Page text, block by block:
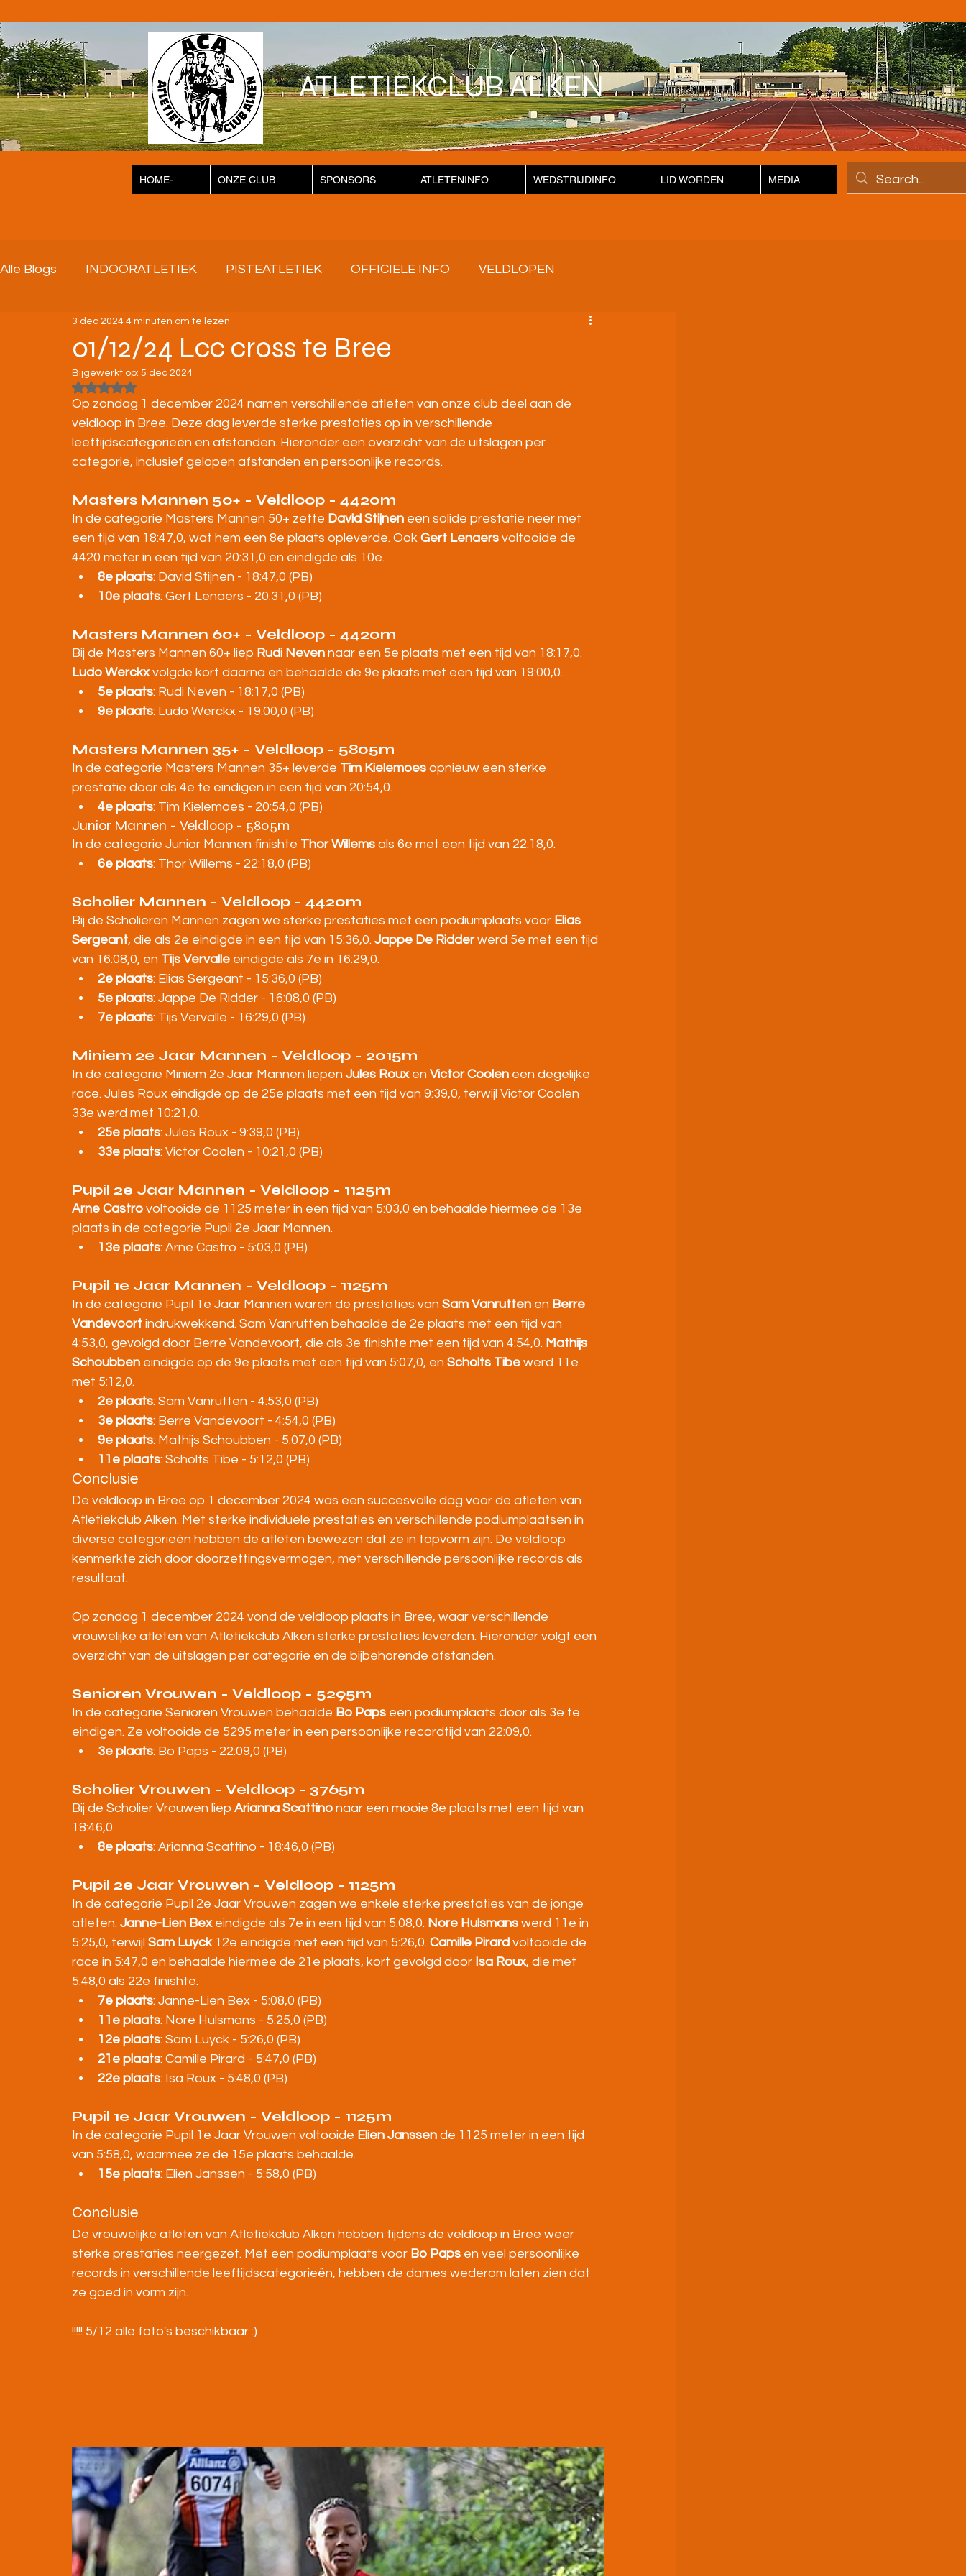
ATLETIEKCLUB ALKEN
HOME- ONZE CLUB SPONSORS ATLETENINFO WEDSTRIJDINFO LID WORDEN MEDIA
Alle Blogs INDOORATLETIEK PISTEATLETIEK OFFICIELE INFO VELDLOPEN
STRATENLOPEN JEUGD/ONDERBOUW
KAMPIOENSCHAPPEN
01/12/24 Lcc cross te Bree
3 dec 2024 4 minuten om te lezen
Bijgewerkt op: 5 dec 2024
Beoordeeld met NaN uit 5 sterren.
Op zondag 1 december 2024 namen verschillende atleten van onze club deel aan de
veldloop in Bree. Deze dag leverde sterke prestaties op in verschillende
leeftijdscategorieën en afstanden. Hieronder een overzicht van de uitslagen per
categorie, inclusief gelopen afstanden en persoonlijke records.
Masters Mannen 50+ - Veldloop - 4420m
In de categorie Masters Mannen 50+ zette David Stijnen een solide prestatie neer met
een tijd van 18:47,0, wat hem een 8e plaats opleverde. Ook Gert Lenaers voltooide de
4420 meter in een tijd van 20:31,0 en eindigde als 10e.
8e plaats: David Stijnen - 18:47,0 (PB)
10e plaats: Gert Lenaers - 20:31,0 (PB)
Masters Mannen 60+ - Veldloop - 4420m
Bij de Masters Mannen 60+ liep Rudi Neven naar een 5e plaats met een tijd van 18:17,0.
Ludo Werckx volgde kort daarna en behaalde de 9e plaats met een tijd van 19:00,0.
5e plaats: Rudi Neven - 18:17,0 (PB)
9e plaats: Ludo Werckx - 19:00,0 (PB)
Masters Mannen 35+ - Veldloop - 5805m
In de categorie Masters Mannen 35+ leverde Tim Kielemoes opnieuw een sterke
prestatie door als 4e te eindigen in een tijd van 20:54,0.
4e plaats: Tim Kielemoes - 20:54,0 (PB)
Junior Mannen - Veldloop - 5805m
In de categorie Junior Mannen finishte Thor Willems als 6e met een tijd van 22:18,0.
6e plaats: Thor Willems - 22:18,0 (PB)
Scholier Mannen - Veldloop - 4420m
Bij de Scholieren Mannen zagen we sterke prestaties met een podiumplaats voor Elias
Sergeant, die als 2e eindigde in een tijd van 15:36,0. Jappe De Ridder werd 5e met een tijd
van 16:08,0, en Tijs Vervalle eindigde als 7e in 16:29,0.
2e plaats: Elias Sergeant - 15:36,0 (PB)
5e plaats: Jappe De Ridder - 16:08,0 (PB)
7e plaats: Tijs Vervalle - 16:29,0 (PB)
Miniem 2e Jaar Mannen - Veldloop - 2015m
In de categorie Miniem 2e Jaar Mannen liepen Jules Roux en Victor Coolen een degelijke
race. Jules Roux eindigde op de 25e plaats met een tijd van 9:39,0, terwijl Victor Coolen
33e werd met 10:21,0.
25e plaats: Jules Roux - 9:39,0 (PB)
33e plaats: Victor Coolen - 10:21,0 (PB)
Pupil 2e Jaar Mannen - Veldloop - 1125m
Arne Castro voltooide de 1125 meter in een tijd van 5:03,0 en behaalde hiermee de 13e
plaats in de categorie Pupil 2e Jaar Mannen.
13e plaats: Arne Castro - 5:03,0 (PB)
Pupil 1e Jaar Mannen - Veldloop - 1125m
In de categorie Pupil 1e Jaar Mannen waren de prestaties van Sam Vanrutten en Berre
Vandevoort indrukwekkend. Sam Vanrutten behaalde de 2e plaats met een tijd van
4:53,0, gevolgd door Berre Vandevoort, die als 3e finishte met een tijd van 4:54,0. Mathijs
Schoubben eindigde op de 9e plaats met een tijd van 5:07,0, en Scholts Tibe werd 11e
met 5:12,0.
2e plaats: Sam Vanrutten - 4:53,0 (PB)
3e plaats: Berre Vandevoort - 4:54,0 (PB)
9e plaats: Mathijs Schoubben - 5:07,0 (PB)
11e plaats: Scholts Tibe - 5:12,0 (PB)
Conclusie
De veldloop in Bree op 1 december 2024 was een succesvolle dag voor de atleten van
Atletiekclub Alken. Met sterke individuele prestaties en verschillende podiumplaatsen in
diverse categorieën hebben de atleten bewezen dat ze in topvorm zijn. De veldloop
kenmerkte zich door doorzettingsvermogen, met verschillende persoonlijke records als
resultaat.
Op zondag 1 december 2024 vond de veldloop plaats in Bree, waar verschillende
vrouwelijke atleten van Atletiekclub Alken sterke prestaties leverden. Hieronder volgt een
overzicht van de uitslagen per categorie en de bijbehorende afstanden.
Senioren Vrouwen - Veldloop - 5295m
In de categorie Senioren Vrouwen behaalde Bo Paps een podiumplaats door als 3e te
eindigen. Ze voltooide de 5295 meter in een persoonlijke recordtijd van 22:09,0.
3e plaats: Bo Paps - 22:09,0 (PB)
Scholier Vrouwen - Veldloop - 3765m
Bij de Scholier Vrouwen liep Arianna Scattino naar een mooie 8e plaats met een tijd van
18:46,0.
8e plaats: Arianna Scattino - 18:46,0 (PB)
Pupil 2e Jaar Vrouwen - Veldloop - 1125m
In de categorie Pupil 2e Jaar Vrouwen zagen we enkele sterke prestaties van de jonge
atleten. Janne-Lien Bex eindigde als 7e in een tijd van 5:08,0. Nore Hulsmans werd 11e in
5:25,0, terwijl Sam Luyck 12e eindigde met een tijd van 5:26,0. Camille Pirard voltooide de
race in 5:47,0 en behaalde hiermee de 21e plaats, kort gevolgd door Isa Roux, die met
5:48,0 als 22e finishte.
7e plaats: Janne-Lien Bex - 5:08,0 (PB)
11e plaats: Nore Hulsmans - 5:25,0 (PB)
12e plaats: Sam Luyck - 5:26,0 (PB)
21e plaats: Camille Pirard - 5:47,0 (PB)
22e plaats: Isa Roux - 5:48,0 (PB)
Pupil 1e Jaar Vrouwen - Veldloop - 1125m
In de categorie Pupil 1e Jaar Vrouwen voltooide Elien Janssen de 1125 meter in een tijd
van 5:58,0, waarmee ze de 15e plaats behaalde.
15e plaats: Elien Janssen - 5:58,0 (PB)
Conclusie
De vrouwelijke atleten van Atletiekclub Alken hebben tijdens de veldloop in Bree weer
sterke prestaties neergezet. Met een podiumplaats voor Bo Paps en veel persoonlijke
records in verschillende leeftijdscategorieën, hebben de dames wederom laten zien dat
ze goed in vorm zijn.
!!!!! 5/12 alle foto's beschikbaar :)